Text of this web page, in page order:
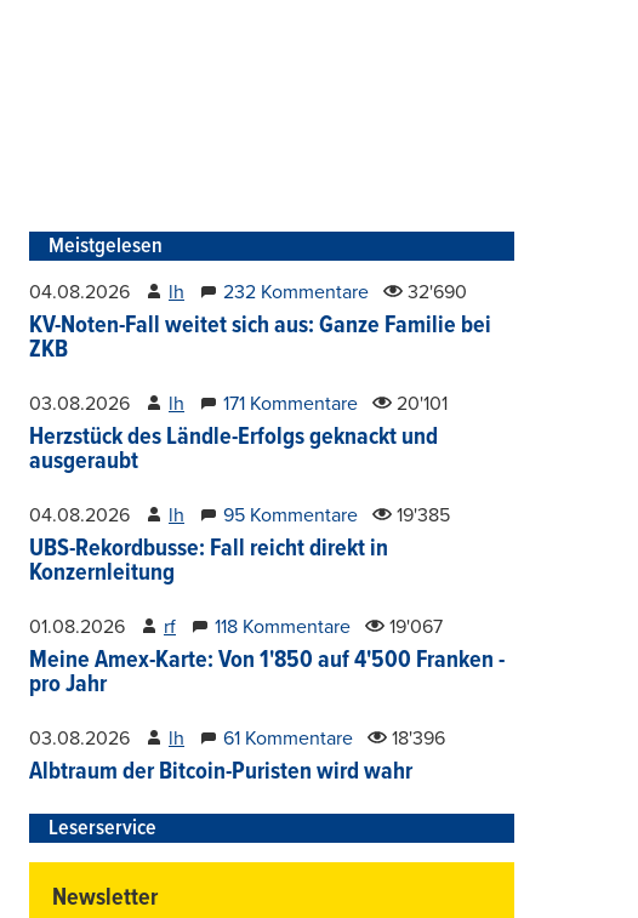
Meistgelesen
04.08.2026 lh 232 Kommentare 32'690
KV-Noten-Fall weitet sich aus: Ganze Familie bei
ZKB
03.08.2026 lh 171 Kommentare 20'101
Herzstück des Ländle-Erfolgs geknackt und
ausgeraubt
04.08.2026 lh 95 Kommentare 19'385
UBS-Rekordbusse: Fall reicht direkt in
Konzernleitung
01.08.2026 rf 118 Kommentare 19'067
Meine Amex-Karte: Von 1'850 auf 4'500 Franken -
pro Jahr
03.08.2026 lh 61 Kommentare 18'396
Albtraum der Bitcoin-Puristen wird wahr
Leserservice
Newsletter